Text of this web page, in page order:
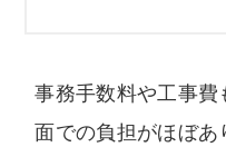
事務手数料や工事費
面での負担がほぼあ